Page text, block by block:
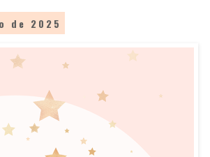
de 2025